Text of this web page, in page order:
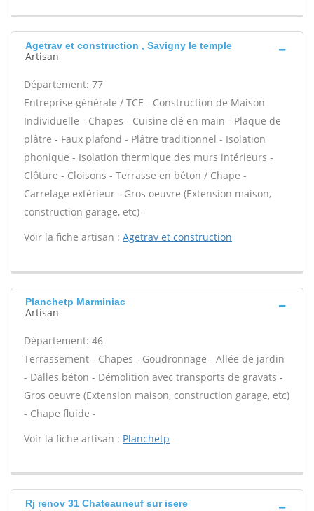
Agetrav et construction , Savigny le temple
Artisan
Département: 77
Entreprise générale / TCE - Construction de Maison
Individuelle - Chapes - Cuisine clé en main - Plaque de
plâtre - Faux plafond - Plâtre traditionnel - Isolation
phonique - Isolation thermique des murs intérieurs -
Clôture - Cloisons - Terrasse en béton / Chape -
Carrelage extérieur - Gros oeuvre (Extension maison,
construction garage, etc) -
Voir la fiche artisan : Agetrav et construction
Planchetp Marminiac
Artisan
Département: 46
Terrassement - Chapes - Goudronnage - Allée de jardin
- Dalles béton - Démolition avec transports de gravats -
Gros oeuvre (Extension maison, construction garage, etc)
- Chape fluide -
Voir la fiche artisan : Planchetp
Rj renov 31 Chateauneuf sur isere